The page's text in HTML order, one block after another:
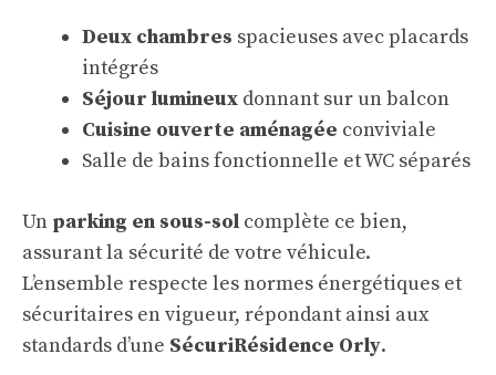
Deux chambres spacieuses avec placards
intégrés
Séjour lumineux donnant sur un balcon
Cuisine ouverte aménagée conviviale
Salle de bains fonctionnelle et WC séparés
Un parking en sous-sol complète ce bien,
assurant la sécurité de votre véhicule.
L’ensemble respecte les normes énergétiques et
sécuritaires en vigueur, répondant ainsi aux
standards d’une SécuriRésidence Orly.